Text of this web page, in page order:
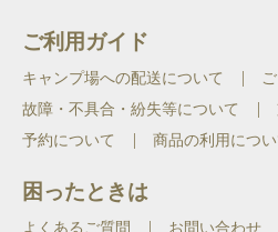
ご利用ガイド
キャンプ場への配送について
故障・不具合・紛失等について
予約について
商品の利用につい
困ったときは
よくあるご質問 お問い合わせ